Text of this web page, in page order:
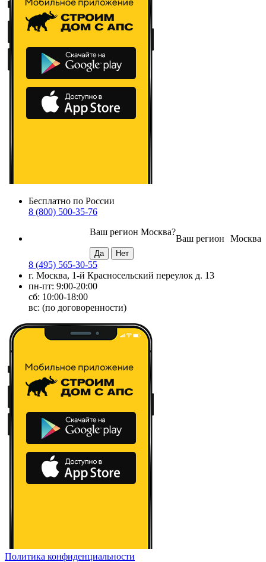
Бесплатно по России
8 (800) 500-35-76
Москва
Ваш регион
Ваш регион Москва?
8 (495) 565-30-55
г. Москва, 1-й Красносельский переулок д. 13
пн-пт: 9:00-20:00
сб: 10:00-18:00
вс: (по договоренности)
Политика конфиденциальности